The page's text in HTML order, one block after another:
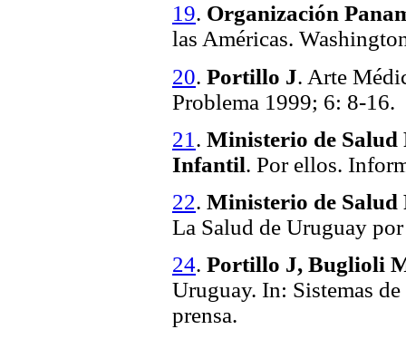
19. Organización
las Américas.
20. Portillo J. Arte
Problema 1999; 6: 8-16.
21 . Ministerio de Salud
Infantil. Por ellos.
22. Ministerio de Salud
La Salud de Uruguay
24. Portillo J, Buglioli
Uruguay. In: Sistemas
prensa.